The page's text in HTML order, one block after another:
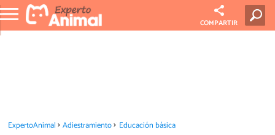
COMPARTIR
ExpertoAnimal Adiestramiento Educación básica